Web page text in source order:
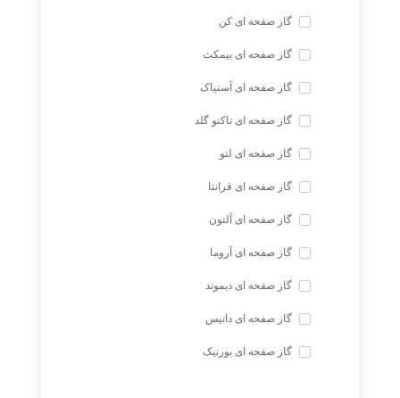
گاز صفحه ای کن
گاز صفحه ای بیمکث
گاز صفحه ای آستیاک
گاز صفحه ای تاکنو گلد
گاز صفحه ای لتو
گاز صفحه ای فرانتا
گاز صفحه ای آلتون
گاز صفحه ای آروما
گاز صفحه ای دیموند
گاز صفحه ای داتیس
گاز صفحه ای بورنیک